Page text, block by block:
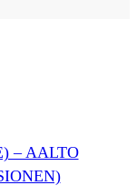
– AALTO